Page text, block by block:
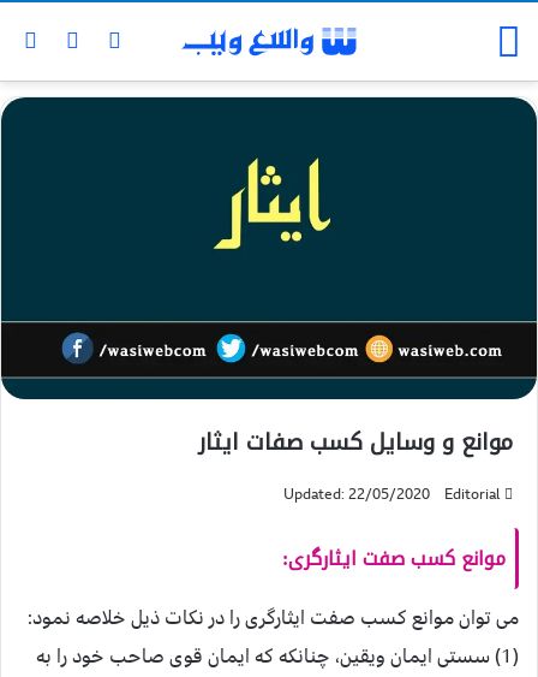
موانع و وسایل کسب صفات ایثار
Editorial
Updated: 22/05/2020
موانع کسب صفت ایثارگری:
می توان موانع کسب صفت ایثارگری را در نکات ذیل خلاصه نمود:
(1) سستی ایمان ویقین، چنانکه که ایمان قوی صاحب خود را به